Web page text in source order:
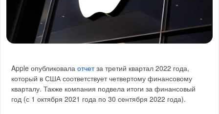
Apple опубликовалаотчетза третий квартал 2022 года,
который в США соответствует четвертому финансовому
кварталу. Также компания подвела итоги за финансовый
год (с 1 октября 2021 года по 30 сентября 2022 года).